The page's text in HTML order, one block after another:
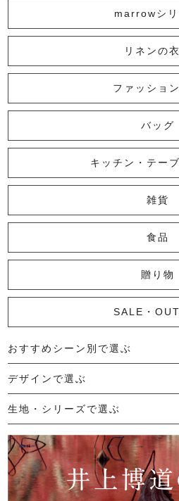
革の水玉
8,800円 (
花紋ショ
14,850円
リネンハ
18,700円
marrowシ
リネンの
ファッショ
└ ショール・ストール
└ マスク
└ 靴下・アームカバー
バッグ
└ ポシェット・ショルダーバッ
└ トートバッグ
└ 巾着バッグ
キッチン・テー
└ 蚊帳のふきん
└ かっぽう着・エプロン
└ その他キッチン小物
└ コースター
└ ランチョンマット・プレース
└ テーブルランナー・テーブル
雑貨
└ その他小物
└ タオル・ハンカチ
└ ポーチ
└ インテリア
食品
贈り物
SALE・
おすすめシーン別で選ぶ
└ 新生活
└ 和装
└ 旅行
└ 快眠
└ お祝い
デザインで選ぶ
└ ゆったりデザイン
└ 小柄さんにおすすめデザイン
└ 袖付きデザイン
└ メンズ・ユニセックスデザイン
└ 暮らしの黒色特集
生地・シリーズで選ぶ
└ 手紬手織り麻
└ 先染め麻
└ からみ織
└ グレーズリネン
└ 綿麻帆布
└ リネンツイード
└ リネンハンプ
└ ざっくり麻
└ オーガニックの蚊帳
└ かやキノミシリーズ
└ ふちどりシリーズ
└ 花紋シリーズ
└ 小紋シリーズ
└ 華わびシリーズ
└ 波ステッチシリーズ
└ あゆみ鹿シリーズ
└ 森の鹿シリーズ
└ まほろばシリーズ
└ 刺し子渦シリーズ
└ 革の水玉シリーズ
└ 新ビオシリーズ